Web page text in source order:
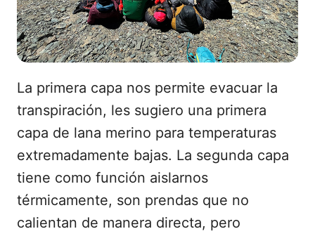
La primera capa nos permite evacuar la
transpiración, les sugiero una primera
capa de lana merino para temperaturas
extremadamente bajas. La segunda capa
tiene como función aislarnos
térmicamente, son prendas que no
calientan de manera directa, pero